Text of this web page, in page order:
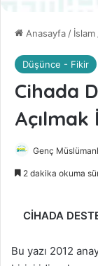
Anasayfa/ İslam
Düşünce - Fikir
Cihada
Açılmak
Genç
2 dakika okuma
CİHADA
Bu yazı 2012